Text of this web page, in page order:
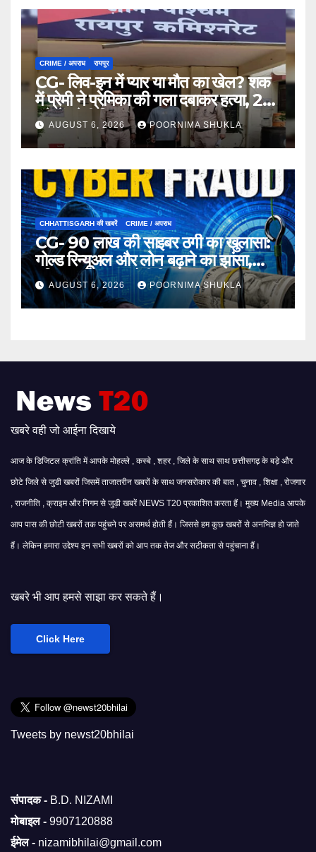
CRIME / अपराध रायपुर
CG- लिव-इन में प्यार या मौत का खेल? शक
में प्रेमी ने प्रेमिका की गला दबाकर हत्या, 24
घंटे में प्रेमी गिरफ्तार…
AUGUST 6, 2026 POORNIMA SHUKLA
CHHATTISGARH की खबरें CRIME / अपराध
CG- 90 लाख की साइबर ठगी का खुलासा:
गोल्ड रिन्यूअल और लोन बढ़ाने का झांसा,
महिला समेत 3 आरोपी गिरफ्तार…
AUGUST 6, 2026 POORNIMA SHUKLA
खबरे वही जो आईना दिखाये
आज के डिजिटल क्रांति में आपके मोहल्ले , कस्बे , शहर , जिले के साथ साथ छत्तीसगढ़ के बड़े और
छोटे जिले से जुडी खबरों जिसमें ताजातरीन खबरों के साथ जनसरोकार की बात , चुनाव , शिक्षा , रोजगार
, राजनीति , क्राइम और निगम से जुड़ी खबरें NEWS T20 प्रकाशित करता हैं। मुख्य Media आपके
आप पास की छोटी खबरों तक पहुंचने पर असमर्थ होती हैं। जिससे हम कुछ खबरों से अनभिज्ञ हो जाते
हैं। लेकिन हमारा उद्देश्य इन सभी खबरों को आप तक तेज और सटीकता से पहुंचाना हैं।
साझा कर सकते हैं।
Click Here
Tweets by newst20bhilai
संपादक - B.D. NIZAMI
मोबाइल - 9907120888
ईमेल - nizamibhilai@gmail.com